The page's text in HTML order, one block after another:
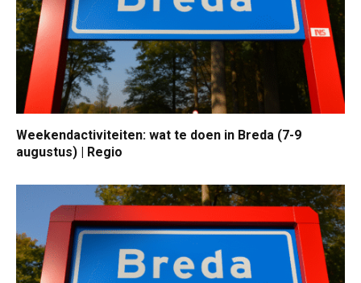
Weekendactiviteiten: wat te doen in Breda (7-9
augustus) | Regio